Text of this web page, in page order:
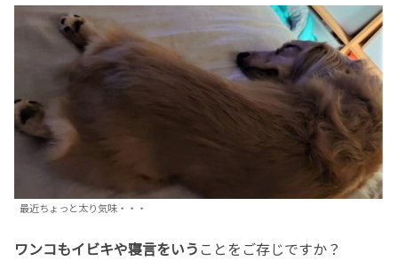
最近ちょっと太り気味・・・
ワンコもイビキや寝言をいう ことをご存じですか？